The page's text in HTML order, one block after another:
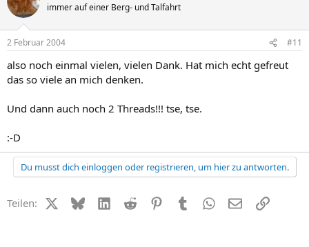
immer auf einer Berg- und Talfahrt
2 Februar 2004 #11
also noch einmal vielen, vielen Dank. Hat mich echt gefreut
das so viele an mich denken.
Und dann auch noch 2 Threads!!! tse, tse.
:-D
Du musst dich einloggen oder registrieren, um hier zu antworten.
Teilen: X (Twitter)
BlueskyLinkedIn
Reddit PinterestTumblr WhatsApp
E-MailLink